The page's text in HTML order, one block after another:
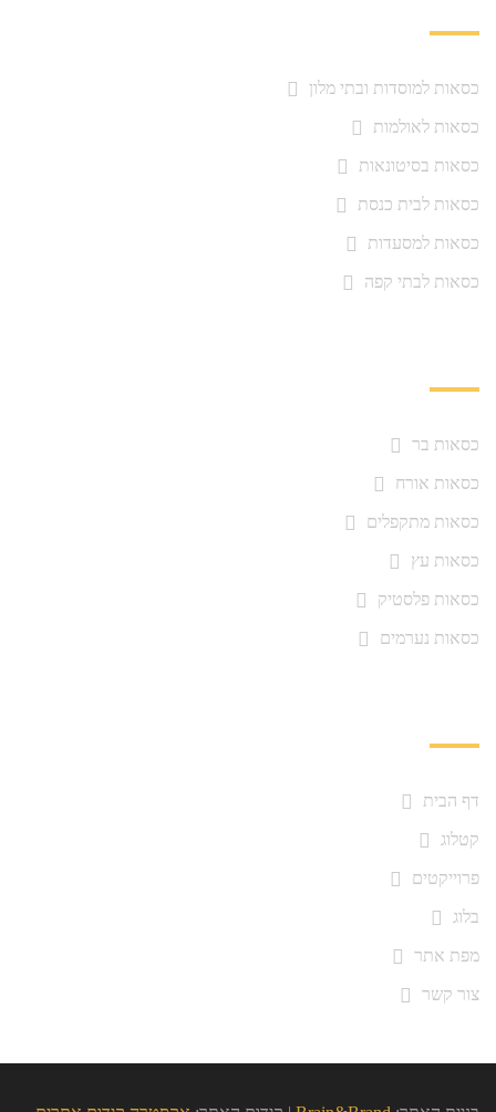
כסאות למוסדות ובתי מלון
כסאות לאולמות
כסאות בסיטונאות
כסאות לבית כנסת
כסאות למסעדות
כסאות לבתי קפה
כסאות בר
כסאות אורח
כסאות מתקפלים
כסאות עץ
כסאות פלסטיק
כסאות נערמים
דף הבית
קטלוג
פרוייקטים
בלוג
מפת אתר
צור קשר